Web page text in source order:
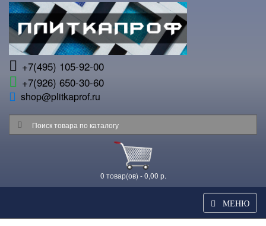
+7(495) 105-92-00
+7(926) 650-30-60
shop@plitkaprof.ru
0 товар(ов) - 0,00 р.
МЕНЮ